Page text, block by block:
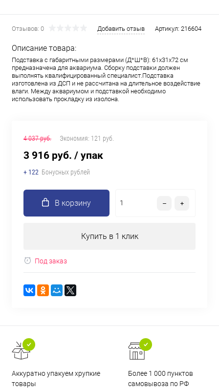
Отзывов: 0 Добавить отзыв Артикул: 216604
Описание товара:
Подставка с габаритными размерами (Д*Ш*В): 61x31x72 см
предназначена для аквариума. Сборку подставки должен
выполнять квалифицированный специалист.Подставка
изготовлена из ДСП и не рассчитана на длительное воздействие
влаги. Между аквариумом и подставкой необходимо
использовать прокладку из изолона.
4 037 руб. Экономия: 121 руб.
3 916 руб. / упак
+ 122 Бонусных рублей
В корзину
Купить в 1 клик
Под заказ
Аккуратно упакуем хрупкие
товары
Более 1 000 пунктов
самовывоза по РФ